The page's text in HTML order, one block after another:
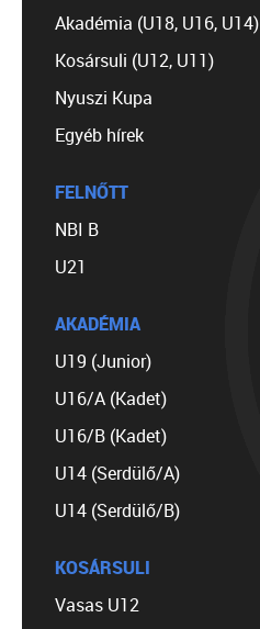
Akadémia (U18, U16, U14)
Kosársuli (U12, U11)
Nyuszi Kupa
Egyéb hírek
FELNŐTT
NBI B
U21
AKADÉMIA
U19 (Junior)
U16/A (Kadet)
U16/B (Kadet)
U14 (Serdülő/A)
U14 (Serdülő/B)
KOSÁRSULI
Vasas U12